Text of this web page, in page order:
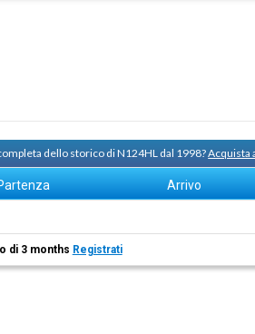
dello storico di N124HL dal 1998?Acquista
Arrivo
di 3 months Registrati